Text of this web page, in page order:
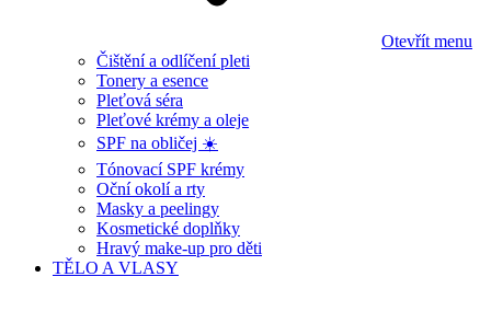
Otevřít menu
Čištění a odlíčení pleti
Tonery a esence
Pleťová séra
Pleťové krémy a oleje
SPF na obličej ☀️
Tónovací SPF krémy
Oční okolí a rty
Masky a peelingy
Kosmetické doplňky
Hravý make-up pro děti
TĚLO A VLASY